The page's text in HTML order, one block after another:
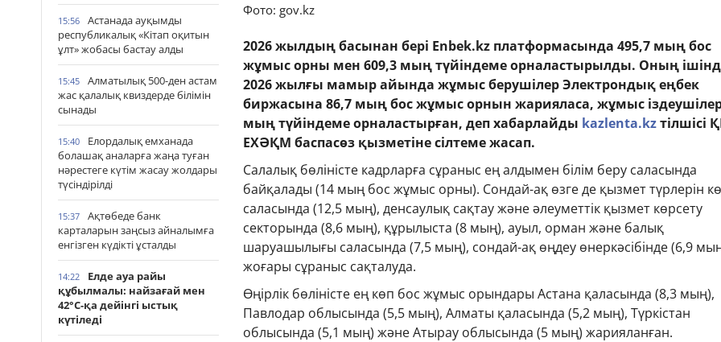
15:56
Астанада ауқымды
республикалық «Кітап оқитын
ұлт» жобасы бастау алды
15:45
Алматылық 500-ден астам
жас қалалық квиздерде білімін
сынады
15:40
Елордалық емханада
болашақ аналарға жаңа туған
нәрестеге күтім жасау жолдары
түсіндірілді
15:37
Ақтөбеде банк
карталарын заңсыз айналымға
енгізген күдікті ұсталды
14:22
Елде ауа райы
құбылмалы: найзағай мен
42°С-қа дейінгі ыстық
күтіледі
Фото: gov.kz
2026 жылдың басынан бері Enbek.kz платформасында 495,7 мың бос
жұмыс орны мен 609,3 мың түйіндеме орналастырылды. Оның
2026 жылғы мамыр айында жұмыс берушілер Электрондық еңбек
биржасына 86,7 мың бос жұмыс орнын жарияласа, жұмыс
мың түйіндеме орналастырған, деп хабарлайды kazlenta.kzтілшісі
ЕХӘҚМ баспасөз қызметіне сілтеме жасап.
Салалық бөліністе кадрларға сұраныс ең алдымен білім беру саласында
байқалады (14 мың бос жұмыс орны). Сондай-ақ өзге де қызмет түрлерін
саласында (12,5 мың), денсаулық сақтау және әлеуметтік қызмет көрсету
секторында (8,6 мың), құрылыста (8 мың), ауыл, орман және балық
шаруашылығы саласында (7,5 мың), сондай-ақ өңдеу өнеркәсібінде (6,9
жоғары сұраныс сақталуда.
Өңірлік бөліністе ең көп бос жұмыс орындары Астана қаласында (8,3 мың),
Павлодар облысында (5,5 мың), Алматы қаласында (5,2 мың), Түркістан
облысында (5,1 мың) және Атырау облысында (5 мың) жарияланған.